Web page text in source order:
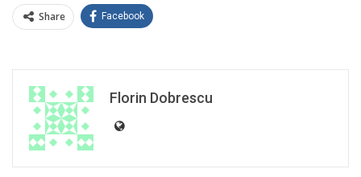
Share Facebook
Florin Dobrescu